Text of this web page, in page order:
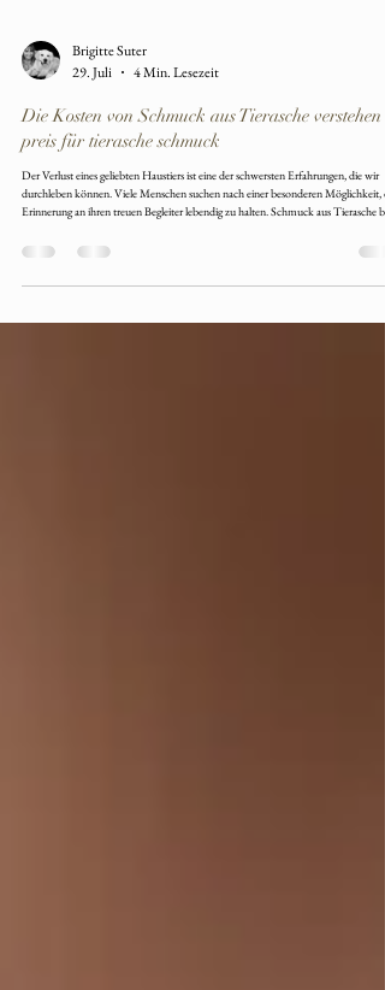
Brigitte Suter
29. Juli
4 Min. Lesezeit
Die Kosten von Schmuck aus Tierasche verstehen –
preis für tierasche schmuck
durchleben können. Viele Menschen suchen nach einer besonderen Möglichkeit,
eine einzigartige und persönliche Art, das Andenken zu bewahren. Doch wie sieht
damit du genau verstehst, was hinter dem preis für tierasche schm